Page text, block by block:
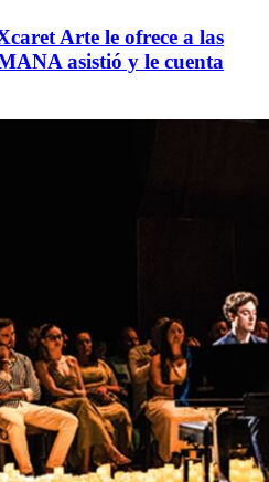
Arte le ofrece a las
asistió y le cuenta